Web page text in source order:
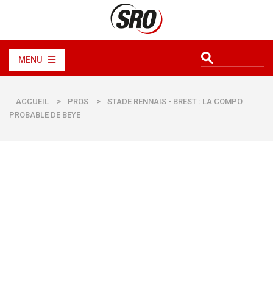
MENU
ACCUEIL > PROS >
STADE RENNAIS - BREST : LA COMPO
PROBABLE DE BEYE